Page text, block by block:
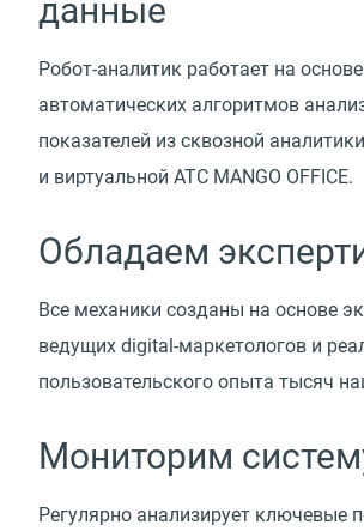
данные
Робот-аналитик работает на основе
автоматических алгоритмов
показателей из сквозной
и виртуальной АТС MANGO OFFICE.
Обладаем
Все механики созданы на основе
ведущих digital-маркетологов и
пользовательского опыта тысяч
Мониторим
Регулярно анализирует ключевые